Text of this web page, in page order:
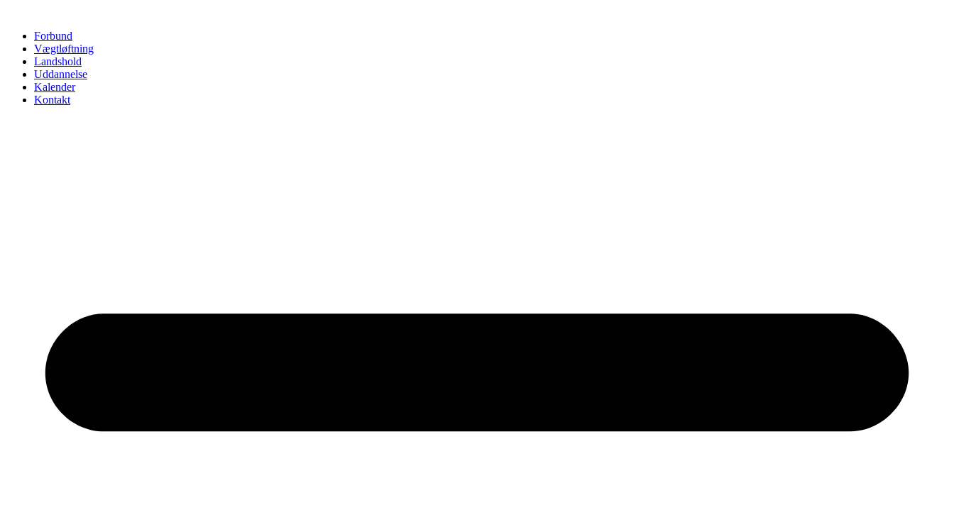
indholdForbund
Vægtløftning
Landshold
Uddannelse
Kalender
Kontakt